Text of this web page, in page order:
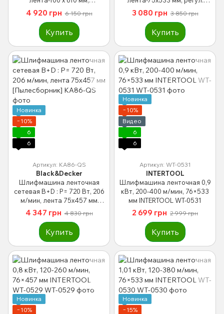
скорость-480 м/мин YT-
82242
4 920 грн 6 150 грн
Купить
скорости- 120-380 м/мин YT-
82240
3 080 грн 3 850 грн
Купить
Новинка
−10%
6
6
Артикул: KA86-QS
Black&Decker
Шлифмашина ленточная
сетевая B+D : P= 720 Вт, 206
м/мин, лента 75х457 мм
[Пылесборник]
4 347 грн 4 830 грн
Купить
Новинка
−10%
Видео
6
6
Артикул: WT-0531
INTERTOOL
Шлифмашина ленточная 0,9
кВт, 200-400 м/мин, 76×533
мм INTERTOOL WT-0531
2 699 грн 2 999 грн
Купить
Новинка
−10%
Новинка
−15%